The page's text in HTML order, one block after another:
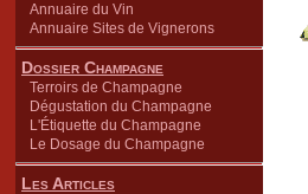
Annuaire du Vin
Annuaire Sites de Vignerons
Dossier Champagne
Terroirs de Champagne
Dégustation du Champagne
L'Étiquette du Champagne
Le Dosage du Champagne
Les Articles